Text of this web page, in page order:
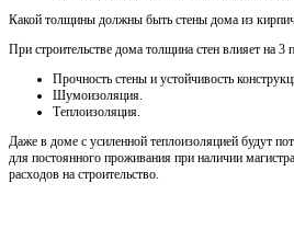
Какой толщины должны быть стены дома из
При строительстве дома толщина стен влияет на 3
Прочность стены и устойчивость
Шумоизоляция.
Теплоизоляция.
Даже в доме с усиленной теплоизоляцией будут
для постоянного проживания при наличии
расходов на строительство.